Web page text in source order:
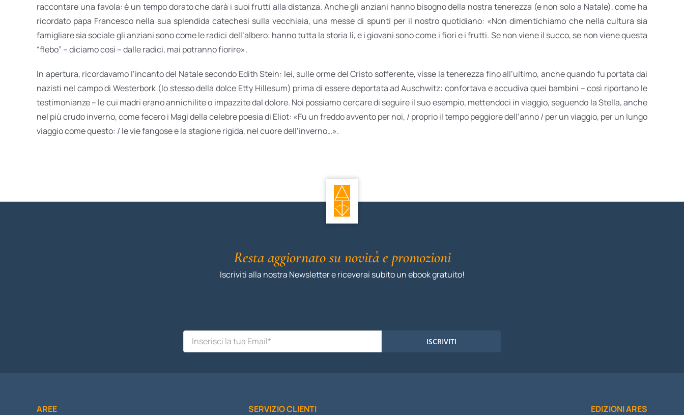
raccontare una favola: è un tempo dorato che darà i suoi frutti alla distanza. Anche gli anziani hanno bisogno della nostra tenerezza (e non solo a Natale), come ha
ricordato papa Francesco nella sua splendida catechesi sulla vecchiaia, una messe di spunti per il nostro quotidiano: «Non dimentichiamo che nella cultura sia
famigliare sia sociale gli anziani sono come le radici dell’albero: hanno tutta la storia lì, e i giovani sono come i fiori e i frutti. Se non viene il succo, se non viene questa
“flebo” – diciamo così – dalle radici, mai potranno fiorire».
In apertura, ricordavamo l’incanto del Natale secondo Edith Stein: lei, sulle orme del Cristo sofferente, visse la tenerezza fino all’ultimo, anche quando fu portata dai
nazisti nel campo di Westerbork (lo stesso della dolce Etty Hillesum) prima di essere deportata ad Auschwitz: confortava e accudiva quei bambini – così riportano le
testimonianze – le cui madri erano annichilite o impazzite dal dolore. Noi possiamo cercare di seguire il suo esempio, mettendoci in viaggio, seguendo la Stella, anche
nel più crudo inverno, come fecero i Magi della celebre poesia di Eliot: «Fu un freddo avvento per noi, / proprio il tempo peggiore dell’anno / per un viaggio, per un lungo
viaggio come questo: / le vie fangose e la stagione rigida, nel cuore dell’inverno…».
Resta aggiornato su novità e promozioni
Iscriviti alla nostra Newsletter e riceverai subito un ebook gratuito!
ISCRIVITI
AREE SERVIZIO CLIENTI EDIZIONI ARES